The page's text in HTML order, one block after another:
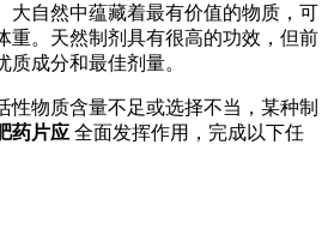
大自然中蕴藏着最有价值的物质，可
重。天然制剂具有很高的功效，但前
成分和最佳剂量。
性物质含量不足或选择不当，某种制
药片应 全面发挥作用，完成以下任